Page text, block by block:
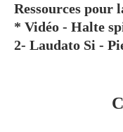
Ressources pour
* Vidéo - Halte
2- Laudato Si -